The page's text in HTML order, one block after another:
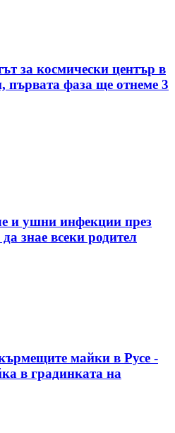
за космически център в
първата фаза ще отнеме 3
и ушни инфекции през
знае всеки родител
майки в Русе -
в градинката на